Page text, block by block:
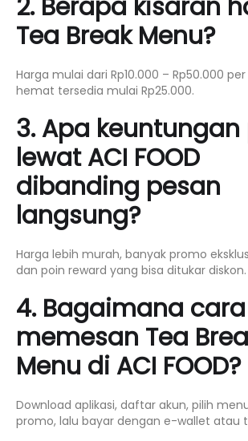
2. Berapa kisaran
Tea Break Menu?
Harga mulai dari Rp10.000 – Rp50.000
hemat tersedia mulai Rp25.000.
3. Apa
lewat ACI FOOD
dibanding pesan
langsung?
Harga lebih murah, banyak promo
dan poin reward yang bisa ditukar diskon.
4. Bagaimana cara
memesan Tea
Menu di ACI FOOD?
Download aplikasi, daftar akun, pilih
promo, lalu bayar dengan e-wallet atau